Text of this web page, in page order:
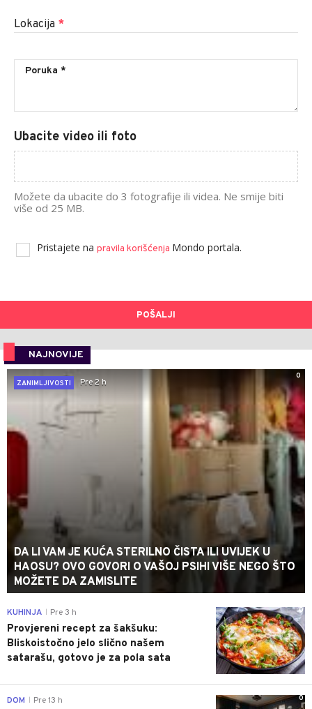
Lokacija *
Ubacite video ili foto
Možete da ubacite do 3 fotografije ili videa. Ne smije biti
više od 25 MB.
Pristajete na pravila korišćenja Mondo portala.
POŠALJI
NAJNOVIJE
0
ZANIMLJIVOSTI
Pre 2 h
DA LI VAM JE KUĆA STERILNO ČISTA ILI UVIJEK U
HAOSU? OVO GOVORI O VAŠOJ PSIHI VIŠE NEGO ŠTO
MOŽETE DA ZAMISLITE
0
KUHINJA Pre 3 h
Provjereni recept za šakšuku:
Bliskoistočno jelo slično našem
satarašu, gotovo je za pola sata
0
DOM Pre 13 h